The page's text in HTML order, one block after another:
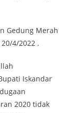
Gedung Merah
4/2022 .
Iskandar
2020 tidak